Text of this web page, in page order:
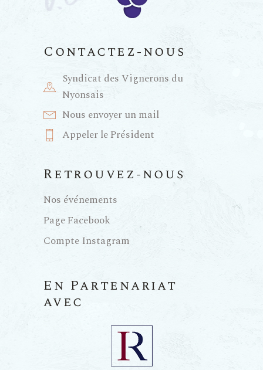
Contactez-nous
Syndicat des Vignerons du
Nyonsais
Nous envoyer un mail
Appeler le Président
Retrouvez-nous
Nos événements
Page Facebook
Compte Instagram
En Partenariat
avec